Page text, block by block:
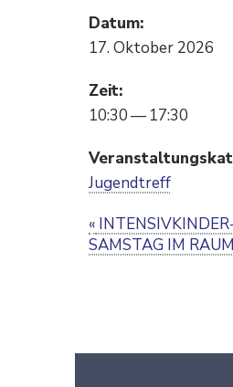
Datum:
17. Oktober 2026
Zeit:
10:30 — 17:30
Jugend­treff
E
v
t
«
SAMSTAG IM